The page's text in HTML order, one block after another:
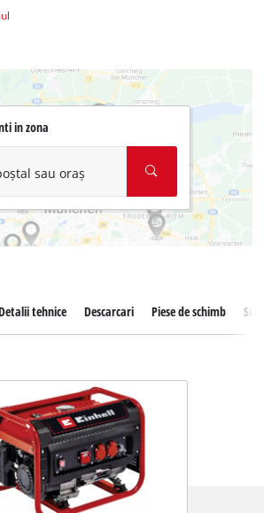
in zona
sau oraș
tehnice Descarcari Piese de schimb